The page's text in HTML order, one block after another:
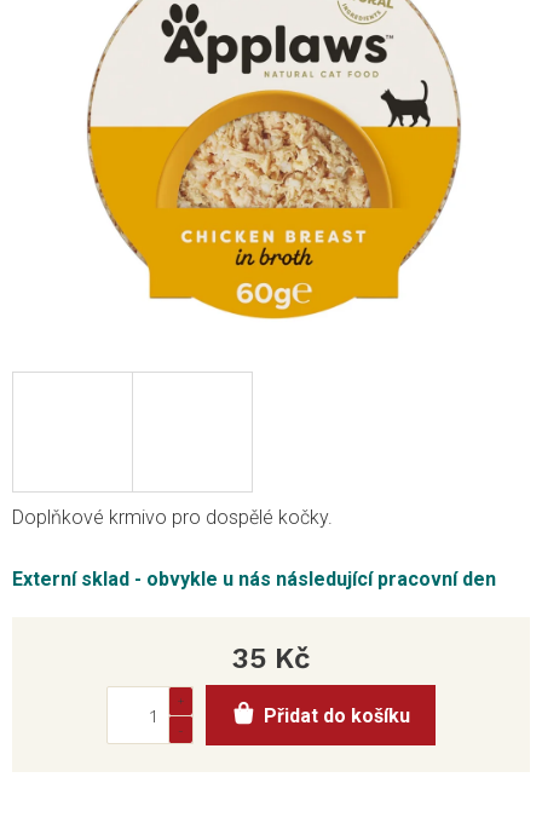
Externí sklad - obvykle u nás následující pracovní den
Doplňkové krmivo pro dospělé kočky.
35 Kč
cena:
Přidat do košíku